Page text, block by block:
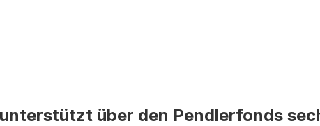
über den Pendlerfonds